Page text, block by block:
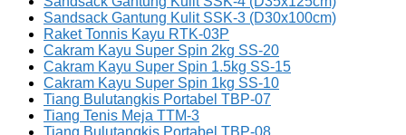
Sandsack Gantung Kulit SSK-3 (D30x100cm)
Raket Tonnis Kayu RTK-03P
Cakram Kayu Super Spin 2kg SS-20
Cakram Kayu Super Spin 1.5kg SS-15
Cakram Kayu Super Spin 1kg SS-10
Tiang Bulutangkis Portabel TBP-07
Tiang Tenis Meja TTM-3
Tiang Bulutangkis Portabel TBP-08